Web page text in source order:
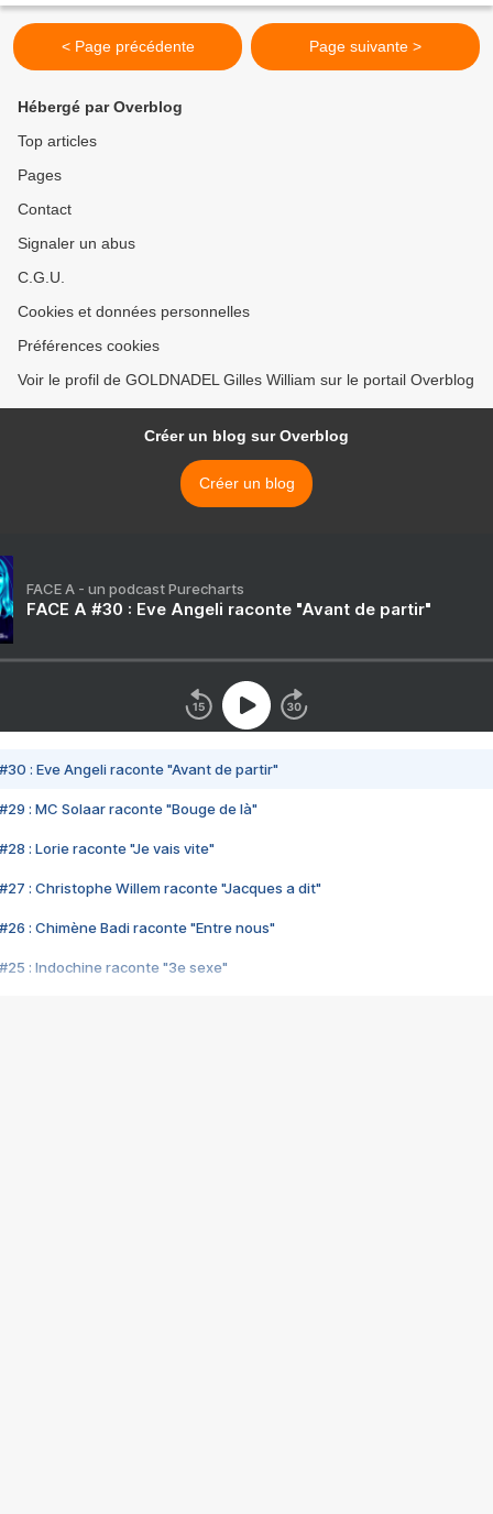
< Page précédente Page suivante >
Hébergé par Overblog
Top articles
Pages
Contact
Signaler un abus
C.G.U.
Cookies et données personnelles
Préférences cookies
Voir le profil de GOLDNADEL Gilles William sur le portail Overblog
Créer un blog sur Overblog
Créer un blog
FACE A - un podcast Purecharts
FACE A #30 : Eve Angeli raconte "Avant de partir"
#30 : Eve Angeli raconte "Avant de partir"
#29 : MC Solaar raconte "Bouge de là"
#28 : Lorie raconte "Je vais vite"
#27 : Christophe Willem raconte "Jacques a dit"
#26 : Chimène Badi raconte "Entre nous"
#25 : Indochine raconte "3e sexe"